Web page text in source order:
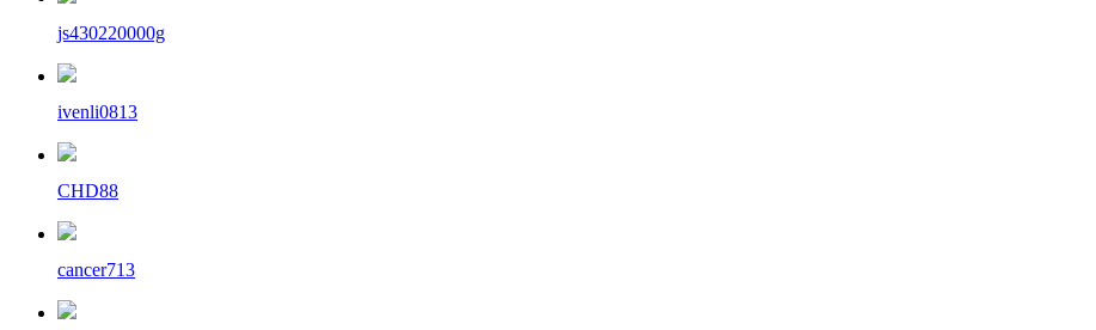
js430220000g
ivenli0813
CHD88
cancer713